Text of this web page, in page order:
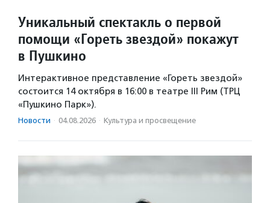
Уникальный спектакль о первой
помощи «Гореть звездой» покажут
в Пушкино
Интерактивное представление «Гореть звездой»
состоится 14 октября в 16:00 в театре III Рим (ТРЦ
«Пушкино Парк»).
Новости · 04.08.2026 · Культура и просвещение